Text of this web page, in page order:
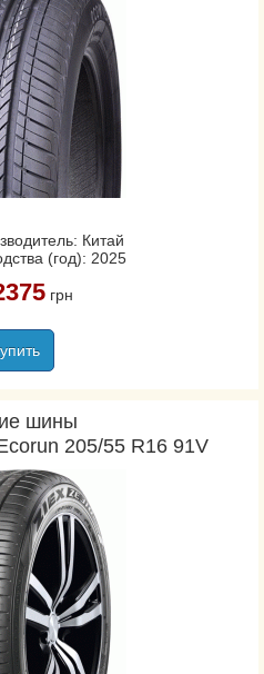
Китай
(год): 2025
грн
шины
205/55 R16 91V